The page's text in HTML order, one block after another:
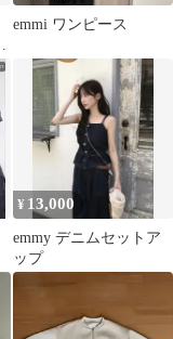
emmi ワンピース
¥ 13,000
emmy デニムセットア
ップ